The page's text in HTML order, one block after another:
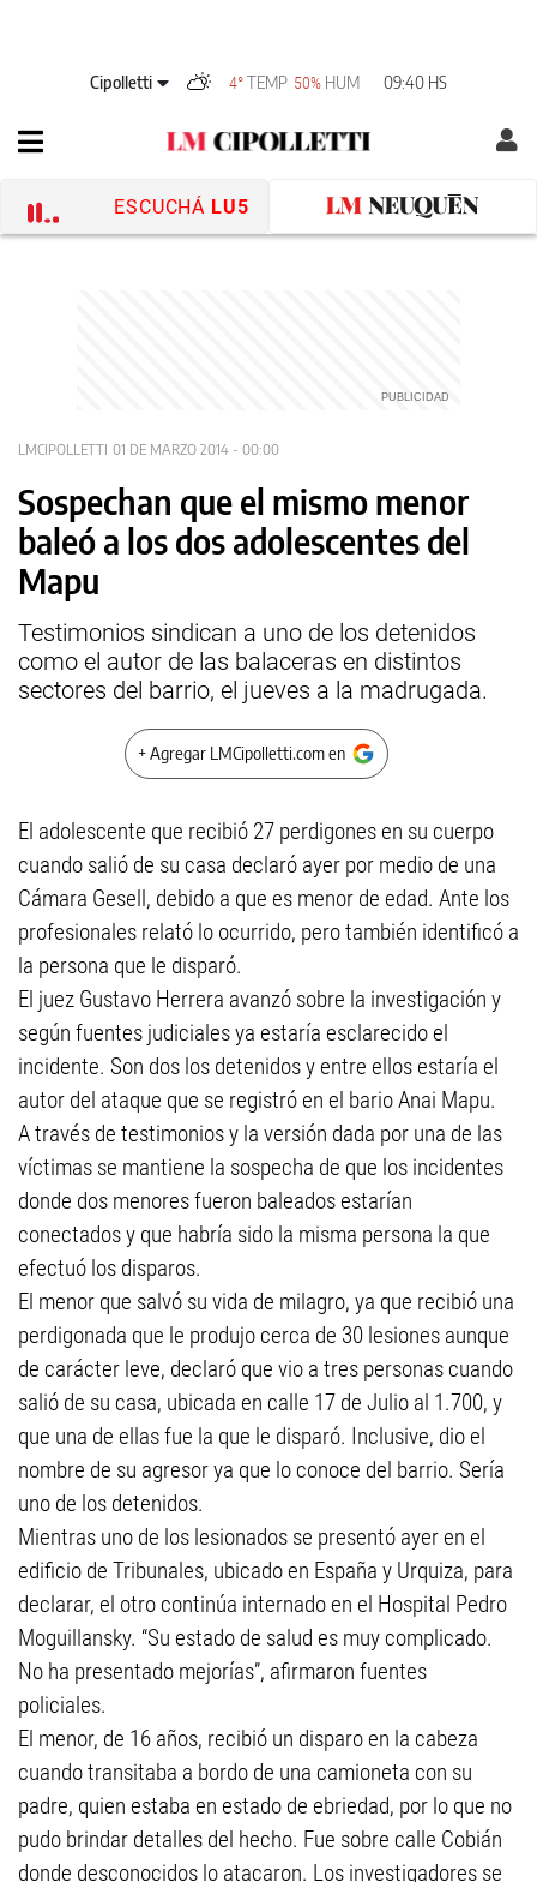
Cipolletti 4°TEMP 50% HUM 09:40 HS
ESCUCHÁ LU5
LMCIPOLLETTI 01 DE MARZO 2014 - 00:00
Sospechan que el mismo menor
baleó a los dos adolescentes del
Mapu
Testimonios sindican a uno de los detenidos
como el autor de las balaceras en distintos
sectores del barrio, el jueves a la madrugada.
+ Agregar LMCipolletti.com en
El adolescente que recibió 27 perdigones en su cuerpo
cuando salió de su casa declaró ayer por medio de una
Cámara Gesell, debido a que es menor de edad. Ante los
profesionales relató lo ocurrido, pero también identificó a
la persona que le disparó.
El juez Gustavo Herrera avanzó sobre la investigación y
según fuentes judiciales ya estaría esclarecido el
incidente. Son dos los detenidos y entre ellos estaría el
autor del ataque que se registró en el bario Anai Mapu.
A través de testimonios y la versión dada por una de las
víctimas se mantiene la sospecha de que los incidentes
donde dos menores fueron baleados estarían
conectados y que habría sido la misma persona la que
efectuó los disparos.
El menor que salvó su vida de milagro, ya que recibió una
perdigonada que le produjo cerca de 30 lesiones aunque
de carácter leve, declaró que vio a tres personas cuando
salió de su casa, ubicada en calle 17 de Julio al 1.700, y
que una de ellas fue la que le disparó. Inclusive, dio el
nombre de su agresor ya que lo conoce del barrio. Sería
uno de los detenidos.
Mientras uno de los lesionados se presentó ayer en el
edificio de Tribunales, ubicado en España y Urquiza, para
declarar, el otro continúa internado en el Hospital Pedro
Moguillansky. “Su estado de salud es muy complicado.
No ha presentado mejorías”, afirmaron fuentes
policiales.
El menor, de 16 años, recibió un disparo en la cabeza
cuando transitaba a bordo de una camioneta con su
padre, quien estaba en estado de ebriedad, por lo que no
pudo brindar detalles del hecho. Fue sobre calle Cobián
donde desconocidos lo atacaron. Los investigadores se